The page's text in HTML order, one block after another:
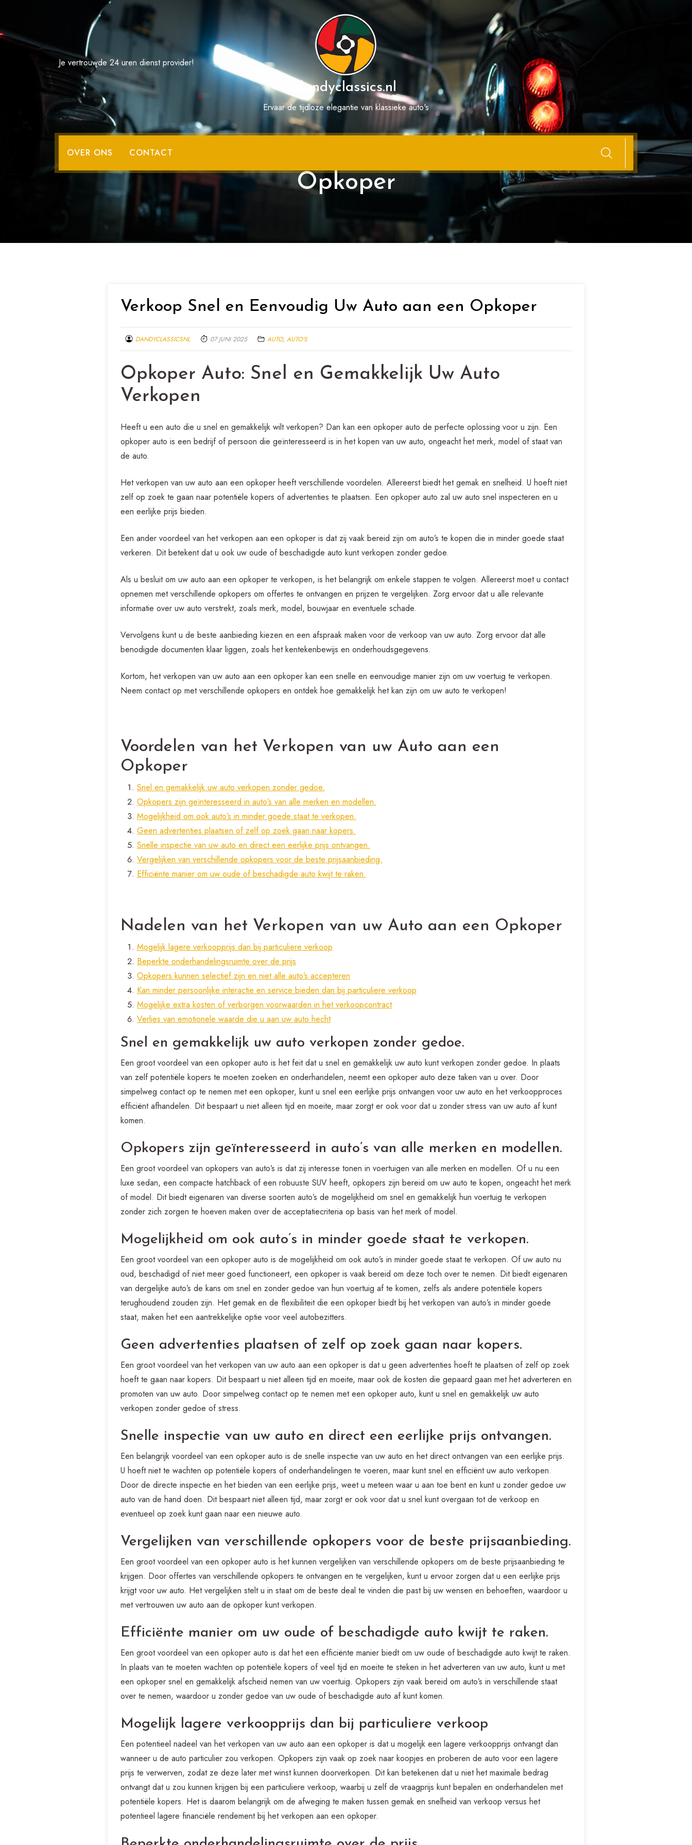
de
Je vertrouwde 24 uren dienst provider!
dandyclassics.nl
Ervaar de tijdloze elegantie van klassieke auto's
OVER ONS CONTACT
Verkoop Snel en Eenvoudig Uw Auto aan een
Opkoper
Verkoop Snel en Eenvoudig Uw Auto aan een Opkoper
DANDYCLASSICSNL 07 JUNI 2025 AUTO, AUTO'S
Opkoper Auto: Snel en Gemakkelijk Uw Auto
Verkopen
Heeft u een auto die u snel en gemakkelijk wilt verkopen? Dan kan een opkoper auto de perfecte oplossing voor u zijn. Een
opkoper auto is een bedrijf of persoon die geïnteresseerd is in het kopen van uw auto, ongeacht het merk, model of staat van
de auto.
Het verkopen van uw auto aan een opkoper heeft verschillende voordelen. Allereerst biedt het gemak en snelheid. U hoeft niet
zelf op zoek te gaan naar potentiële kopers of advertenties te plaatsen. Een opkoper auto zal uw auto snel inspecteren en u
een eerlijke prijs bieden.
Een ander voordeel van het verkopen aan een opkoper is dat zij vaak bereid zijn om auto’s te kopen die in minder goede staat
verkeren. Dit betekent dat u ook uw oude of beschadigde auto kunt verkopen zonder gedoe.
Als u besluit om uw auto aan een opkoper te verkopen, is het belangrijk om enkele stappen te volgen. Allereerst moet u contact
opnemen met verschillende opkopers om offertes te ontvangen en prijzen te vergelijken. Zorg ervoor dat u alle relevante
informatie over uw auto verstrekt, zoals merk, model, bouwjaar en eventuele schade.
Vervolgens kunt u de beste aanbieding kiezen en een afspraak maken voor de verkoop van uw auto. Zorg ervoor dat alle
benodigde documenten klaar liggen, zoals het kentekenbewijs en onderhoudsgegevens.
Kortom, het verkopen van uw auto aan een opkoper kan een snelle en eenvoudige manier zijn om uw voertuig te verkopen.
Neem contact op met verschillende opkopers en ontdek hoe gemakkelijk het kan zijn om uw auto te verkopen!
Voordelen van het Verkopen van uw Auto aan een
Opkoper
Snel en gemakkelijk uw auto verkopen zonder gedoe.
Opkopers zijn geïnteresseerd in auto’s van alle merken en modellen.
Mogelijkheid om ook auto’s in minder goede staat te verkopen.
Geen advertenties plaatsen of zelf op zoek gaan naar kopers.
Snelle inspectie van uw auto en direct een eerlijke prijs ontvangen.
Vergelijken van verschillende opkopers voor de beste prijsaanbieding.
Efficiënte manier om uw oude of beschadigde auto kwijt te raken.
Nadelen van het Verkopen van uw Auto aan een Opkoper
Mogelijk lagere verkoopprijs dan bij particuliere verkoop
Beperkte onderhandelingsruimte over de prijs
Opkopers kunnen selectief zijn en niet alle auto’s accepteren
Kan minder persoonlijke interactie en service bieden dan bij particuliere verkoop
Mogelijke extra kosten of verborgen voorwaarden in het verkoopcontract
Verlies van emotionele waarde die u aan uw auto hecht
Snel en gemakkelijk uw auto verkopen zonder gedoe.
Een groot voordeel van een opkoper auto is het feit dat u snel en gemakkelijk uw auto kunt verkopen zonder gedoe. In plaats
van zelf potentiële kopers te moeten zoeken en onderhandelen, neemt een opkoper auto deze taken van u over. Door
simpelweg contact op te nemen met een opkoper, kunt u snel een eerlijke prijs ontvangen voor uw auto en het verkoopproces
efficiënt afhandelen. Dit bespaart u niet alleen tijd en moeite, maar zorgt er ook voor dat u zonder stress van uw auto af kunt
komen.
Opkopers zijn geïnteresseerd in auto’s van alle merken en modellen.
Een groot voordeel van opkopers van auto’s is dat zij interesse tonen in voertuigen van alle merken en modellen. Of u nu een
luxe sedan, een compacte hatchback of een robuuste SUV heeft, opkopers zijn bereid om uw auto te kopen, ongeacht het merk
of model. Dit biedt eigenaren van diverse soorten auto’s de mogelijkheid om snel en gemakkelijk hun voertuig te verkopen
zonder zich zorgen te hoeven maken over de acceptatiecriteria op basis van het merk of model.
Mogelijkheid om ook auto’s in minder goede staat te verkopen.
Een groot voordeel van een opkoper auto is de mogelijkheid om ook auto’s in minder goede staat te verkopen. Of uw auto nu
oud, beschadigd of niet meer goed functioneert, een opkoper is vaak bereid om deze toch over te nemen. Dit biedt eigenaren
van dergelijke auto’s de kans om snel en zonder gedoe van hun voertuig af te komen, zelfs als andere potentiële kopers
terughoudend zouden zijn. Het gemak en de flexibiliteit die een opkoper biedt bij het verkopen van auto’s in minder goede
staat, maken het een aantrekkelijke optie voor veel autobezitters.
Geen advertenties plaatsen of zelf op zoek gaan naar kopers.
Een groot voordeel van het verkopen van uw auto aan een opkoper is dat u geen advertenties hoeft te plaatsen of zelf op zoek
hoeft te gaan naar kopers. Dit bespaart u niet alleen tijd en moeite, maar ook de kosten die gepaard gaan met het adverteren en
promoten van uw auto. Door simpelweg contact op te nemen met een opkoper auto, kunt u snel en gemakkelijk uw auto
verkopen zonder gedoe of stress.
Snelle inspectie van uw auto en direct een eerlijke prijs ontvangen.
Een belangrijk voordeel van een opkoper auto is de snelle inspectie van uw auto en het direct ontvangen van een eerlijke prijs.
U hoeft niet te wachten op potentiële kopers of onderhandelingen te voeren, maar kunt snel en efficiënt uw auto verkopen.
Door de directe inspectie en het bieden van een eerlijke prijs, weet u meteen waar u aan toe bent en kunt u zonder gedoe uw
auto van de hand doen. Dit bespaart niet alleen tijd, maar zorgt er ook voor dat u snel kunt overgaan tot de verkoop en
eventueel op zoek kunt gaan naar een nieuwe auto.
Vergelijken van verschillende opkopers voor de beste prijsaanbieding.
Een groot voordeel van een opkoper auto is het kunnen vergelijken van verschillende opkopers om de beste prijsaanbieding te
krijgen. Door offertes van verschillende opkopers te ontvangen en te vergelijken, kunt u ervoor zorgen dat u een eerlijke prijs
krijgt voor uw auto. Het vergelijken stelt u in staat om de beste deal te vinden die past bij uw wensen en behoeften, waardoor u
met vertrouwen uw auto aan de opkoper kunt verkopen.
Efficiënte manier om uw oude of beschadigde auto kwijt te raken.
Een groot voordeel van een opkoper auto is dat het een efficiënte manier biedt om uw oude of beschadigde auto kwijt te raken.
In plaats van te moeten wachten op potentiële kopers of veel tijd en moeite te steken in het adverteren van uw auto, kunt u met
een opkoper snel en gemakkelijk afscheid nemen van uw voertuig. Opkopers zijn vaak bereid om auto’s in verschillende staat
over te nemen, waardoor u zonder gedoe van uw oude of beschadigde auto af kunt komen.
Mogelijk lagere verkoopprijs dan bij particuliere verkoop
Een potentieel nadeel van het verkopen van uw auto aan een opkoper is dat u mogelijk een lagere verkoopprijs ontvangt dan
wanneer u de auto particulier zou verkopen. Opkopers zijn vaak op zoek naar koopjes en proberen de auto voor een lagere
prijs te verwerven, zodat ze deze later met winst kunnen doorverkopen. Dit kan betekenen dat u niet het maximale bedrag
ontvangt dat u zou kunnen krijgen bij een particuliere verkoop, waarbij u zelf de vraagprijs kunt bepalen en onderhandelen met
potentiële kopers. Het is daarom belangrijk om de afweging te maken tussen gemak en snelheid van verkoop versus het
potentieel lagere financiële rendement bij het verkopen aan een opkoper.